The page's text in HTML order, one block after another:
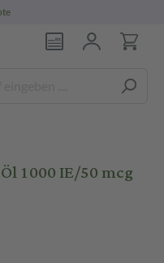
1000 IE/50 mcg